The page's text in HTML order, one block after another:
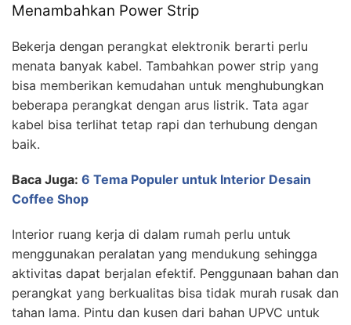
Menambahkan Power Strip
Bekerja dengan perangkat elektronik berarti perlu
menata banyak kabel. Tambahkan power strip yang
bisa memberikan kemudahan untuk menghubungkan
beberapa perangkat dengan arus listrik. Tata agar
kabel bisa terlihat tetap rapi dan terhubung dengan
baik.
Baca Juga: 6 Tema Populer untuk Interior Desain
Coffee Shop
Interior ruang kerja di dalam rumah perlu untuk
menggunakan peralatan yang mendukung sehingga
aktivitas dapat berjalan efektif. Penggunaan bahan dan
perangkat yang berkualitas bisa tidak murah rusak dan
tahan lama. Pintu dan kusen dari bahan UPVC untuk